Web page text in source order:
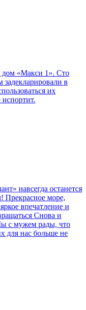
«Макси 1». Сто
задекларировали в
их
навсегда останется
море,
впечатление и
Снова и
с мужем рады, что
для нас больше не